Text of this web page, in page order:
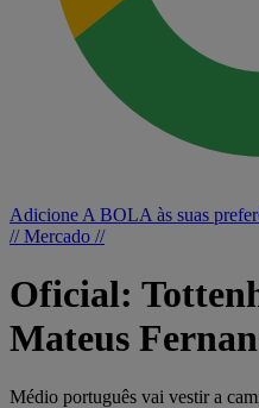
Adicione A BOLA às suas
// Mercado //
Oficial:
Mateus
Médio português vai vestir a